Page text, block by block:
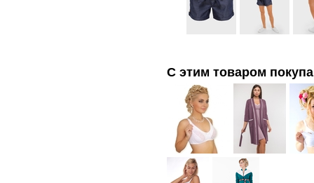
С этим товаром